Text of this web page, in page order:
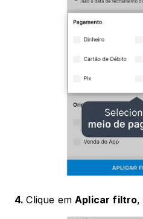
4. Clique em Aplicar filtro,